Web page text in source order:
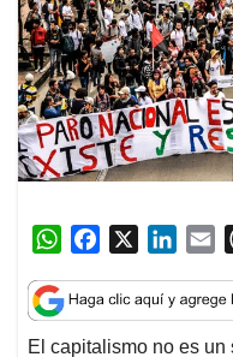
W
a
t
c
e
n
k
a
i
El capitalismo no es